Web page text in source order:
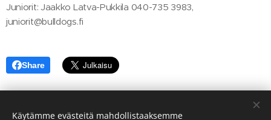
Juniorit: Jaakko Latva-Pukkila 040-735 3983,
juniorit@bulldogs.fi
Share
Käytämme evästeitä mahdollistaaksemme